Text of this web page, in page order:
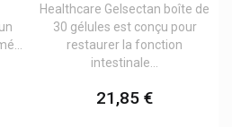
Des Oreilles
Healthcare Gelsectan boîte de
30 gélules est conçu pour
restaurer la fonction
intestinale...
21,85 €